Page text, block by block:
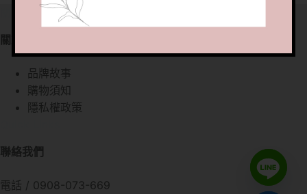
關於我們
品牌故事
購物須知
隱私權政策
聯絡我們
電話 / 0908-073-669